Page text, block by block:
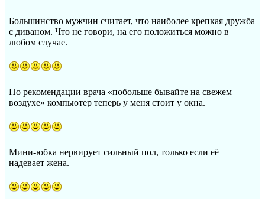
Большинство мужчин считает, что наиболее крепкая дружба
с диваном. Что не говори, на его положиться можно в
любом случае.
По рекомендации врача «побольше бывайте на свежем
воздухе» компьютер теперь у меня стоит у окна.
Мини-юбка нервирует сильный пол, только если её
надевает жена.